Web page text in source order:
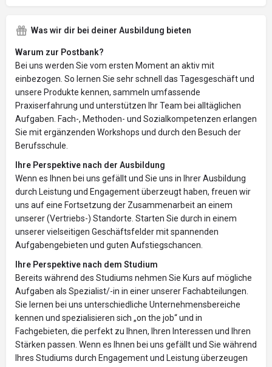
Was wir dir bei deiner Ausbildung bieten
Warum zur Postbank?
Bei uns werden Sie vom ersten Moment an aktiv mit
einbezogen. So lernen Sie sehr schnell das Tagesgeschäft und
unsere Produkte kennen, sammeln umfassende
Praxiserfahrung und unterstützen Ihr Team bei alltäglichen
Aufgaben. Fach-, Methoden- und Sozialkompetenzen erlangen
Sie mit ergänzenden Workshops und durch den Besuch der
Berufsschule.
Ihre Perspektive nach der Ausbildung
Wenn es Ihnen bei uns gefällt und Sie uns in Ihrer Ausbildung
durch Leistung und Engagement überzeugt haben, freuen wir
uns auf eine Fortsetzung der Zusammenarbeit an einem
unserer (Vertriebs-) Standorte. Starten Sie durch in einem
unserer vielseitigen Geschäftsfelder mit spannenden
Aufgabengebieten und guten Aufstiegschancen.
Ihre Perspektive nach dem Studium
Bereits während des Studiums nehmen Sie Kurs auf mögliche
Aufgaben als Spezialist/-in in einer unserer Fachabteilungen.
Sie lernen bei uns unterschiedliche Unternehmensbereiche
kennen und spezialisieren sich „on the job“ und in
Fachgebieten, die perfekt zu Ihnen, Ihren Interessen und Ihren
Stärken passen. Wenn es Ihnen bei uns gefällt und Sie während
Ihres Studiums durch Engagement und Leistung überzeugen